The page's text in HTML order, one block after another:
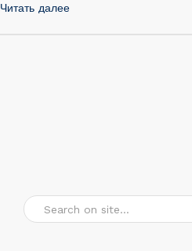
Читать далее